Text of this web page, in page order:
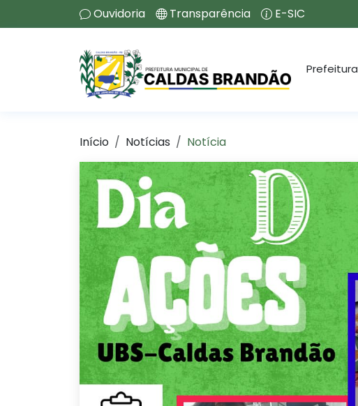
Ouvidoria Transparência E-SIC
Prefeitura
Início Notícias Notícia